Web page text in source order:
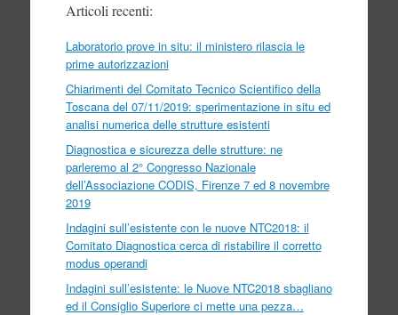
Articoli recenti:
Laboratorio prove in situ: il ministero rilascia le
prime autorizzazioni
Chiarimenti del Comitato Tecnico Scientifico della
Toscana del 07/11/2019: sperimentazione in situ ed
analisi numerica delle strutture esistenti
Diagnostica e sicurezza delle strutture: ne
parleremo al 2° Congresso Nazionale
dell’Associazione CODIS, Firenze 7 ed 8 novembre
2019
Indagini sull’esistente con le nuove NTC2018: il
Comitato Diagnostica cerca di ristabilire il corretto
modus operandi
Indagini sull’esistente: le Nuove NTC2018 sbagliano
ed il Consiglio Superiore ci mette una pezza…